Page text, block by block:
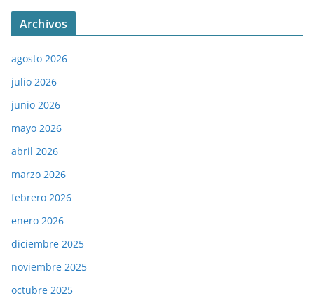
Archivos
agosto 2026
julio 2026
junio 2026
mayo 2026
abril 2026
marzo 2026
febrero 2026
enero 2026
diciembre 2025
noviembre 2025
octubre 2025